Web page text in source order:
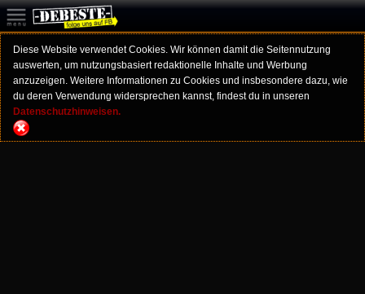
Diese Website verwendet Cookies. Wir können damit die Seitennutzung
auswerten, um nutzungsbasiert redaktionelle Inhalte und Werbung
anzuzeigen. Weitere Informationen zu Cookies und insbesondere dazu, wie
du deren Verwendung widersprechen kannst, findest du in unseren
Datenschutzhinweisen.